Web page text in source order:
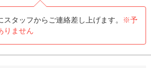
スタッフからご連絡差し上げます。
※予
りません